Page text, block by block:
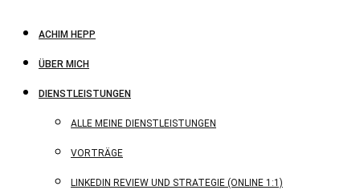
ACHIM HEPP
ÜBER MICH
DIENSTLEISTUNGEN
ALLE MEINE DIENSTLEISTUNGEN
VORTRÄGE
LINKEDIN REVIEW UND STRATEGIE (ONLINE 1:1)